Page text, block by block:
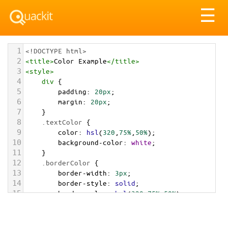
☰
1 <!DOCTYPE html>
2 <title>Color Example</title>
3 <style>
4 div {
5 padding: 20px;
6 margin: 20px;
7 }
8 .textColor {
9 color: hsl (320 75% 50%);
10 background-color: white;
11 }
12 .borderColor {
13 border-width: 3px;
14 border-style: solid;
15 border-color: hsl(320,75%,50%);